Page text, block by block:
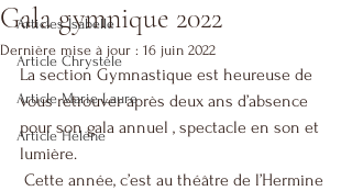
Articles Isabelle
Article Chrystèle
Article Marie-Laure
Article Hélène
Gala gymnique 2022
Dernière mise à jour : 16 juin 2022
La section Gymnastique est heureuse de
vous retrouver après deux ans d’absence
pour son gala annuel , spectacle en son et
lumière.
Cette année, c’est au théâtre de l’Hermine